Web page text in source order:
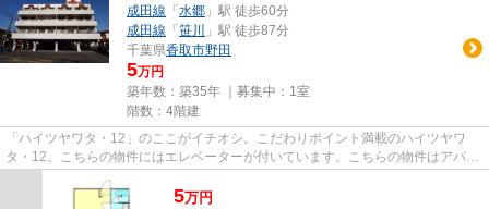
成田線 「 水郷 」駅 徒歩60分
成田線 「 笹川
」駅 徒歩87分
千葉県香取市野田
5万円
築年数：築35年 ｜募集中： 1室
階数：4階建
「ハイツヤワタ・12」のここがイチオシ。こだわりポイント満載のハイツヤワ
タ・12。こちらの物件にはエレベーターが付いています。こちらの物件はアパー
5万円